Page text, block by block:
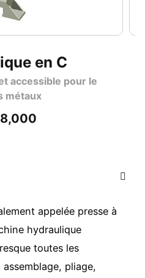
en C
accessible pour le
métaux
appelée presse à
hydraulique
toutes les
pliage,